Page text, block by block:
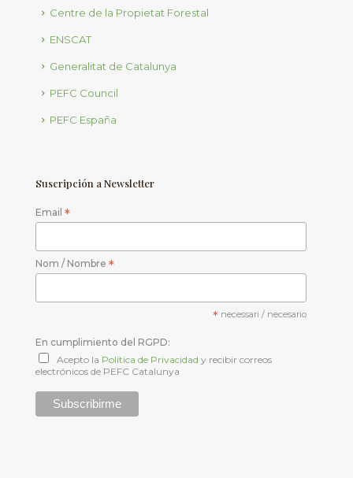
Centre de la Propietat Forestal
ENSCAT
Generalitat de Catalunya
PEFC Council
PEFC España
Suscripción a Newsletter
Email *
Nom / Nombre *
*necessari / necesario
En cumplimiento del RGPD:
Acepto la Política de Privacidad y recibir correos
electrónicos de PEFC Catalunya